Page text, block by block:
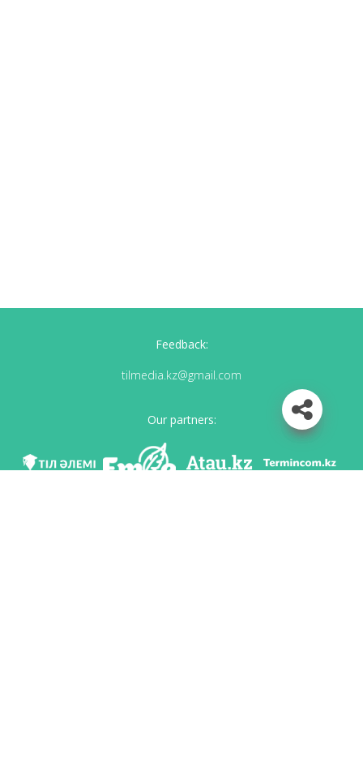
Feedback:
tilmedia.kz@gmail.com
Our partners: